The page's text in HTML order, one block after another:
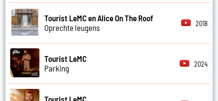
Tourist LeMC en Alice On The Roof
Oprechte leugens
2018
Tourist LeMC
Parking
2024